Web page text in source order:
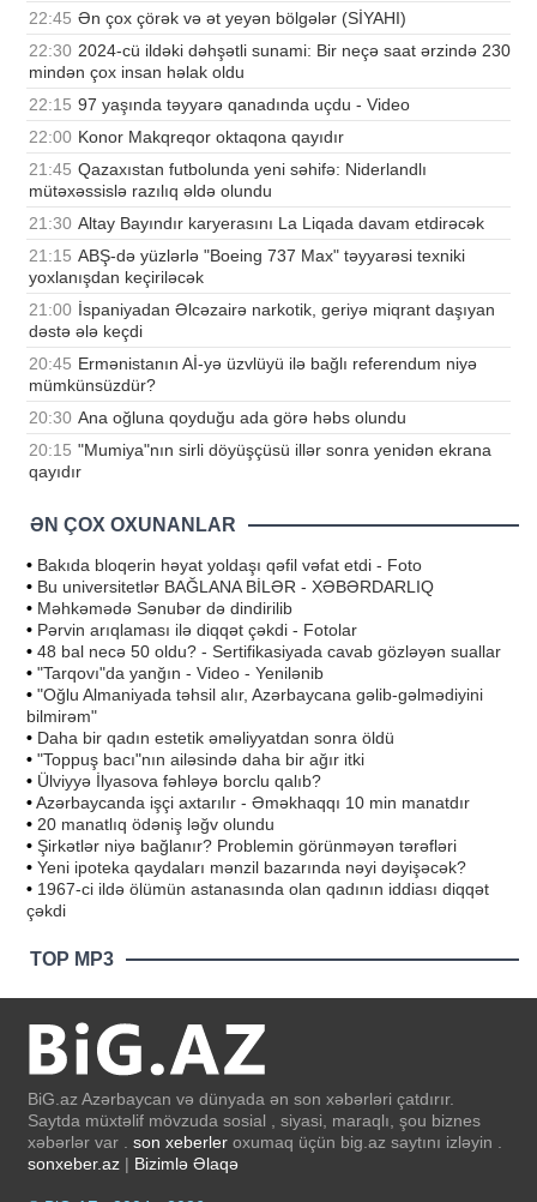
22:45 Ən çox çörək və ət yeyən bölgələr (SİYAHI)
22:30 2024-cü ildəki dəhşətli sunami: Bir neçə saat ərzində 230
mindən çox insan həlak oldu
22:15 97 yaşında təyyarə qanadında uçdu - Video
22:00 Konor Makqreqor oktaqona qayıdır
21:45 Qazaxıstan futbolunda yeni səhifə: Niderlandlı
mütəxəssislə razılıq əldə olundu
21:30 Altay Bayındır karyerasını La Liqada davam etdirəcək
21:15 ABŞ-də yüzlərlə "Boeing 737 Max" təyyarəsi texniki
yoxlanışdan keçiriləcək
21:00 İspaniyadan Əlcəzairə narkotik, geriyə miqrant daşıyan
dəstə ələ keçdi
20:45 Ermənistanın Aİ-yə üzvlüyü ilə bağlı referendum niyə
mümkünsüzdür?
20:30 Ana oğluna qoyduğu ada görə həbs olundu
20:15 "Mumiya"nın sirli döyüşçüsü illər sonra yenidən ekrana
qayıdır
ƏN ÇOX OXUNANLAR
• Bakıda bloqerin həyat yoldaşı qəfil vəfat etdi - Foto
• Bu universitetlər BAĞLANA BİLƏR - XƏBƏRDARLIQ
• Məhkəmədə Sənubər də dindirilib
• Pərvin arıqlaması ilə diqqət çəkdi - Fotolar
• 48 bal necə 50 oldu? - Sertifikasiyada cavab gözləyən suallar
• "Tarqovı"da yanğın - Video - Yenilənib
• "Oğlu Almaniyada təhsil alır, Azərbaycana gəlib-gəlmədiyini
bilmirəm"
• Daha bir qadın estetik əməliyyatdan sonra öldü
• "Toppuş bacı"nın ailəsində daha bir ağır itki
• Ülviyyə İlyasova fəhləyə borclu qalıb?
•Azərbaycanda işçi axtarılır - Əməkhaqqı 10 min manatdır
• 20 manatlıq ödəniş ləğv olundu
• Şirkətlər niyə bağlanır? Problemin görünməyən tərəfləri
• Yeni ipoteka qaydaları mənzil bazarında nəyi dəyişəcək?
• 1967-ci ildə ölümün astanasında olan qadının iddiası diqqət
çəkdi
TOP MP3
BiG.az Azərbaycan və dünyada ən son xəbərləri çatdırır.
Saytda müxtəlif mövzuda sosial , siyasi, maraqlı, şou biznes
xəbərlər var . son xeberler oxumaq üçün big.az saytını izləyin .
sonxeber.az | Bizimlə Əlaqə